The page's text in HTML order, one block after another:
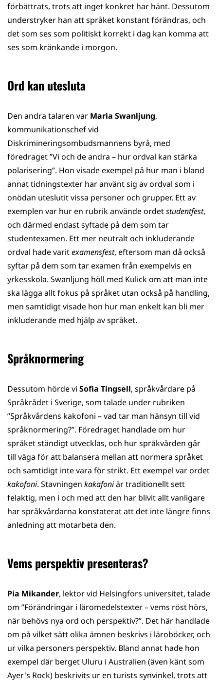
förbättrats, trots att inget konkret har hänt. Dessutom
understryker han att språket konstant förändras, och
det som ses som politiskt korrekt i dag kan komma att
ses som kränkande i morgon.
Ord kan utesluta
Den andra talaren var Maria Swanljung,
kommunikationschef vid
Diskrimineringsombudsmannens byrå, med
föredraget ”Vi och de andra ​– hur ordval kan stärka
polarisering”. Hon visade exempel på hur man i bland
annat tidningstexter har använt sig av ordval som i
onödan uteslutit vissa personer och grupper. Ett av
exemplen var hur en rubrik använde ordetstudentfest,
och därmed endast syftade på dem som tar
studentexamen. Ett mer neutralt och inkluderande
ordval hade varitexamensfest, eftersom man då också
syftar på dem som tar examen från exempelvis en
yrkesskola. Swanljung höll med Kulick om att man inte
ska lägga allt fokus på språket utan också på handling,
men samtidigt visade hon hur man enkelt kan bli mer
inkluderande med hjälp av språket.
Språknormering
Dessutom hörde vi Sofia Tingsell, språkvårdare på
Språkrådet i Sverige, som talade under rubriken
”Språkvårdens kakofoni ​– vad tar man hänsyn till vid
språknormering?”. Föredraget handlade om hur
språket ständigt utvecklas, och hur språkvården går
till väga för att balansera mellan att normera språket
och samtidigt inte vara för strikt. Ett exempel var ordet
kakofoni. Stavningen kakafoniär traditionellt sett
felaktig, men i och med att den har blivit allt vanligare
har språkvårdarna konstaterat att det inte längre finns
anledning att motarbeta den.
Vems perspektiv presenteras?
Pia Mikander, lektor vid Helsingfors universitet, talade
om ”Förändringar i läromedelstexter ​– vems röst hörs,
när behövs nya ord och perspektiv?”. Det här handlade
om på vilket sätt olika ämnen beskrivs i läroböcker, och
ur vilka personers perspektiv. Bland annat hade hon
exempel där berget Uluru i Australien (även känt som
Ayer's Rock) beskrivits ur en turists synvinkel, trots att